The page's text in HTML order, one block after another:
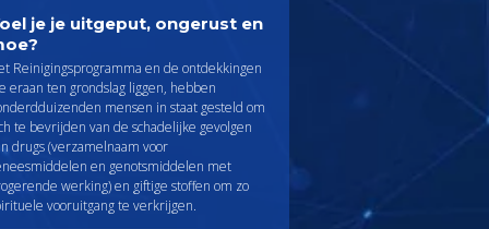
je je uitgeput, ongerust en
Reinigingsprogramma en de ontdekkingen
eraan ten grondslag liggen, hebben
mensen in staat gesteld om
te bevrijden van de schadelijke gevolgen
drugs (verzamelnaam voor
en genotsmiddelen met
werking) en giftige stoffen om zo
vooruitgang te verkrijgen.